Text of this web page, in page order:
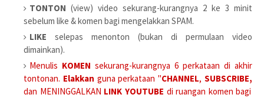
TONTON (view) video sekurang-kurangnya 2 ke 3 minit
sebelum like & komen bagi mengelakkan SPAM.
LIKE selepas menonton (bukan di permulaan video
dimainkan).
Menulis KOMEN sekurang-kurangnya 6 perkataan di akhir
tontonan. Elakkan guna perkataan "CHANNEL,SUBSCRIBE,
dan MENINGGALKAN LINK YOUTUBE di ruangan komen bagi